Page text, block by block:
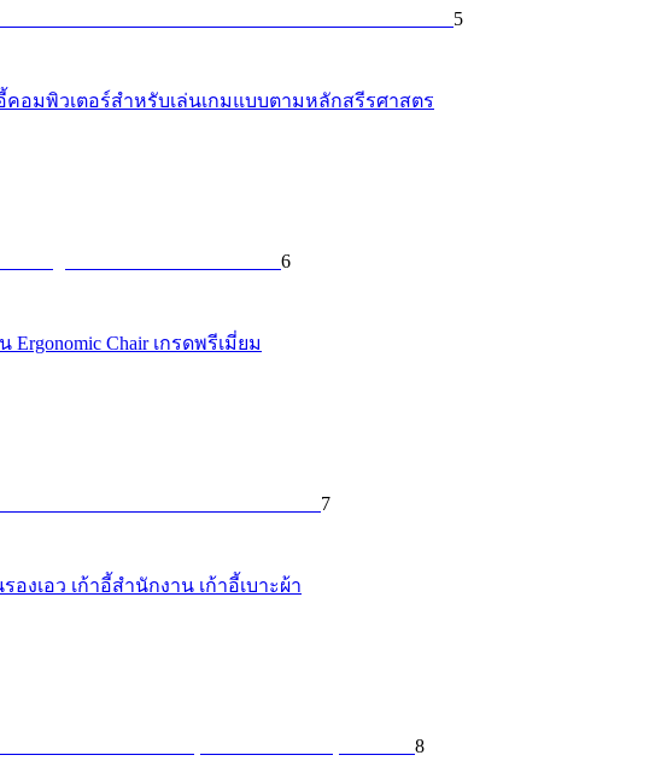
5
อี้คอมพิวเตอร์สำหรับเล่นเกมแบบตามหลักสรีรศาสตร
6
Chair เกรดพรีเมี่ยม
7
งเอว เก้าอี้สํานักงาน เก้าอี้เบาะผ้า
8